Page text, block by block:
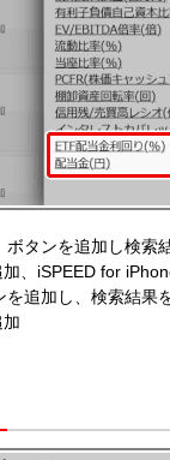
ボタンを追加し検
、iSPEED for
を追加し、検索結